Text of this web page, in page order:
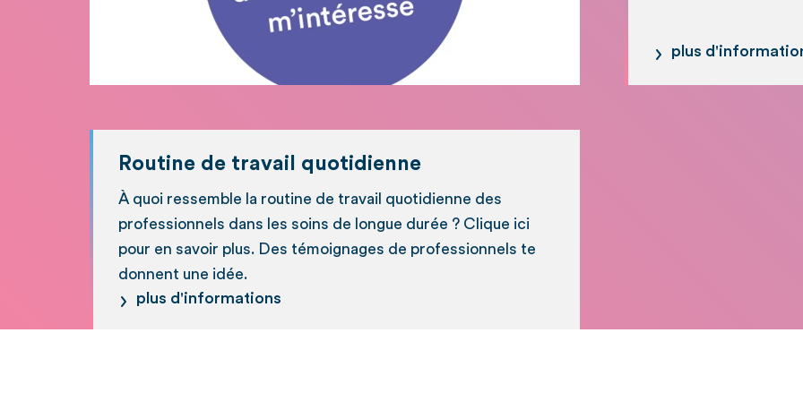
plus
Routine de travail quotidienne
À quoi ressemble la routine de travail quotidienne des
professionnels dans les soins de longue durée ? Clique ici
pour en savoir plus. Des témoignages de professionnels te
donnent une idée.
plus d'informations